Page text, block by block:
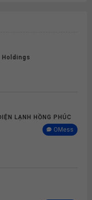
Holdings
LẠNH HỒNG PHÚC
OMess